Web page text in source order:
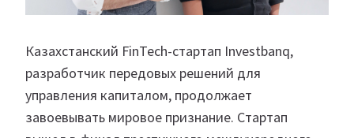
Казахстанский FinTech-стартап Investbanq,
разработчик передовых решений для
управления капиталом, продолжает
завоевывать мировое признание. Стартап